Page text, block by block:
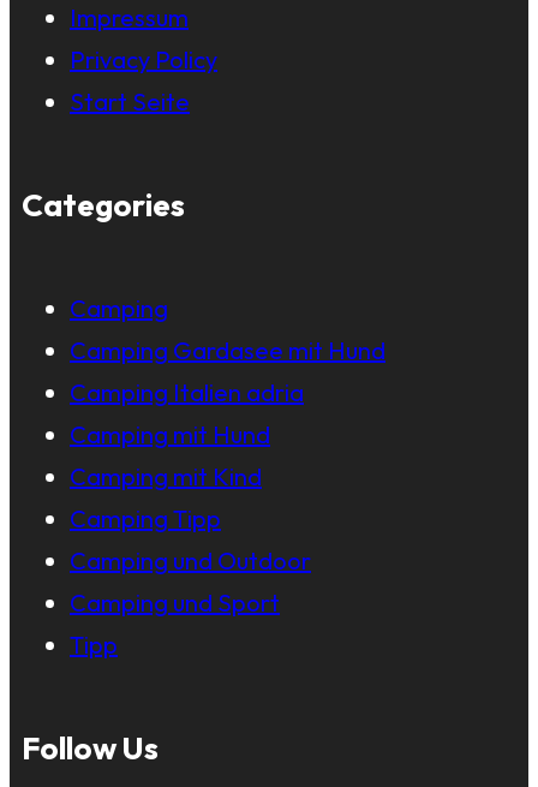
Impressum
Privacy Policy
Start Seite
Categories
Camping
Camping Gardasee mit Hund
Camping Italien adria
Camping mit Hund
Camping mit Kind
Camping Tipp
Camping und Outdoor
Camping und Sport
Tipp
Follow Us